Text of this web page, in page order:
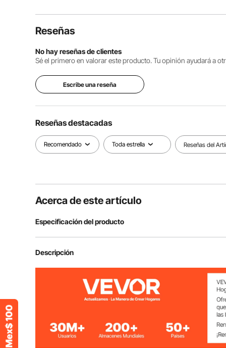
Reseñas
No hay reseñas de clientes
Sé el primero en valorar este producto. Tu opinión ayudará a
Escribe una reseña
Reseñas destacadas
Recomendado Toda estrella Reseñas del
Acerca de este artículo
Especificación del producto
Número de modelo del artículo
Capacidad de carga 45 libras/20
Hierro y
Estructura del producto 3 niveles
Descripción